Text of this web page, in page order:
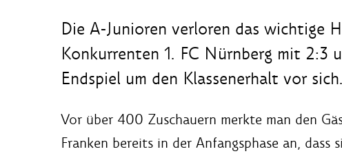
Die A-Junioren verloren das wichtige
Konkurrenten 1. FC Nürnberg mit 2:3
Endspiel um den Klassenerhalt vor sich.
Vor über 400 Zuschauern merkte man den
Franken bereits in der Anfangsphase an, dass